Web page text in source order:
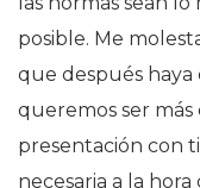
posible. Me
que después
queremos ser
presentación con
necesaria a la hora